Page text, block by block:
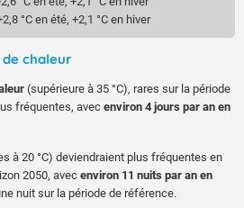
°C en été, +2,1 °C en hiver
chaleur
(supérieure à 35 °C), rares sur la période
fréquentes, avec environ 4 jours par an en
à 20 °C) deviendraient plus fréquentes en
2050, avec environ 11 nuits par an en
nuit sur la période de référence.